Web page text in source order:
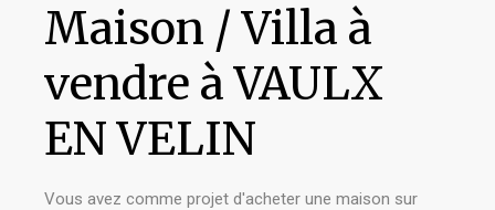
Maison / Villa à
vendre à VAULX
EN VELIN
Vous avez comme projet d'acheter une maison sur